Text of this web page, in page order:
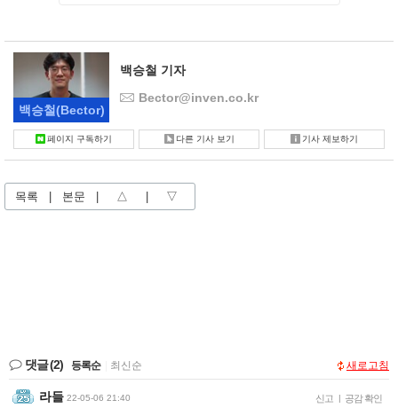
백승철(Bector)
백승철 기자
Bector@inven.co.kr
페이지 구독하기 다른 기사 보기 기사 제보하기
목록 본문 △ ▽
댓글(2) 등록순 최신순 새로고침
라들 22-05-06 21:40 신고 | 공감 확인